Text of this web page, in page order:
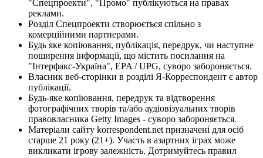
"Спецпроекти", "Промо" публікуються на правах
реклами.
Розділ Спецпроекти створюється спільно з
комерційними партнерами.
Будь яке копіювання, публікація, передрук, чи наступне
поширення інформації, що містить посилання на
"Інтерфакс-Україна", EPA / UPG, суворо забороняється.
Власник веб-сторінки в розділі Я-Корреспондент є автор
публікації.
Будь-яке копіювання, передрук та відтворення
фотографічних творів та/або аудіовізуальних творів
правовласника Getty Images - суворо забороняється.
Матеріали сайту korrespondent.net призначені для осіб
старше 21 року (21+). Участь в азартних іграх може
викликати ігрову залежність. Дотримуйтесь правил